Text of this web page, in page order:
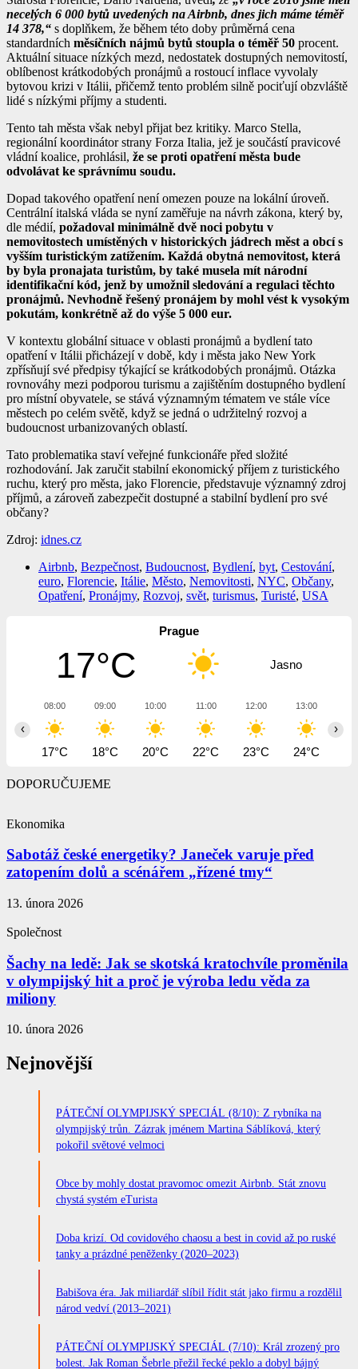
necelých 6 000 bytů uvedených na Airbnb, dnes jich máme téměř
14 378,“ s doplňkem, že během této doby průměrná cena
standardních měsíčních nájmů bytů stoupla o téměř 50 procent.
Aktuální situace nízkých mezd, nedostatek dostupných nemovitostí,
oblíbenost krátkodobých pronájmů a rostoucí inflace vyvolaly
bytovou krizi v Itálii, přičemž tento problém silně pociťují obzvláště
lidé s nízkými příjmy a studenti.
Tento tah města však nebyl přijat bez kritiky. Marco Stella,
regionální koordinátor strany Forza Italia, jež je součástí pravicové
vládní koalice, prohlásil, že se proti opatření města bude
odvolávat ke správnímu soudu.
Dopad takového opatření není omezen pouze na lokální úroveň.
Centrální italská vláda se nyní zaměřuje na návrh zákona, který by,
dle médií, požadoval minimálně dvě noci pobytu v
nemovitostech umístěných v historických jádrech měst a obcí s
vyšším turistickým zatížením. Každá obytná nemovitost, která
by byla pronajata turistům, by také musela mít národní
identifikační kód, jenž by umožnil sledování a regulaci těchto
pronájmů. Nevhodně řešený pronájem by mohl vést k vysokým
pokutám, konkrétně až do výše 5 000 eur.
V kontextu globální situace v oblasti pronájmů a bydlení tato
opatření v Itálii přicházejí v době, kdy i města jako New York
zpřísňují své předpisy týkající se krátkodobých pronájmů. Otázka
rovnováhy mezi podporou turismu a zajištěním dostupného bydlení
pro místní obyvatele, se stává významným tématem ve stále více
městech po celém světě, když se jedná o udržitelný rozvoj a
budoucnost urbanizovaných oblastí.
Tato problematika staví veřejné funkcionáře před složité
rozhodování. Jak zaručit stabilní ekonomický příjem z turistického
ruchu, který pro města, jako Florencie, představuje významný zdroj
příjmů, a zároveň zabezpečit dostupné a stabilní bydlení pro své
občany?
Zdroj: idnes.cz
Airbnb, Bezpečnost, Budoucnost, Bydlení, byt, Cestování,
euro, Florencie, Itálie, Město, Nemovitosti, NYC, Občany,
Opatření, Pronájmy, Rozvoj, svět, turismus, Turisté, USA
Prague
17°C Jasno
08:00
17°C
09:00
18°C
10:00
20°C
11:00
22°C
12:00
23°C
13:00
24°C
‹ ›
DOPORUČUJEME
Ekonomika
Sabotáž české energetiky? Janeček varuje před
zatopením dolů a scénářem „řízené tmy“
13. února 2026
Společnost
Šachy na ledě: Jak se skotská kratochvíle proměnila
v olympijský hit a proč je výroba ledu věda za
miliony
10. února 2026
Nejnovější
PÁTEČNÍ OLYMPIJSKÝ SPECIÁL (8/10): Z rybníka na
olympijský trůn. Zázrak jménem Martina Sáblíková, který
pokořil světové velmoci
Obce by mohly dostat pravomoc omezit Airbnb. Stát znovu
chystá systém eTurista
Doba krizí. Od covidového chaosu a best in covid až po ruské
tanky a prázdné peněženky (2020–2023)
Babišova éra. Jak miliardář slíbil řídit stát jako firmu a rozdělil
národ vedví (2013–2021)
PÁTEČNÍ OLYMPIJSKÝ SPECIÁL (7/10): Král zrozený pro
bolest. Jak Roman Šebrle přežil řecké peklo a dobyl bájný